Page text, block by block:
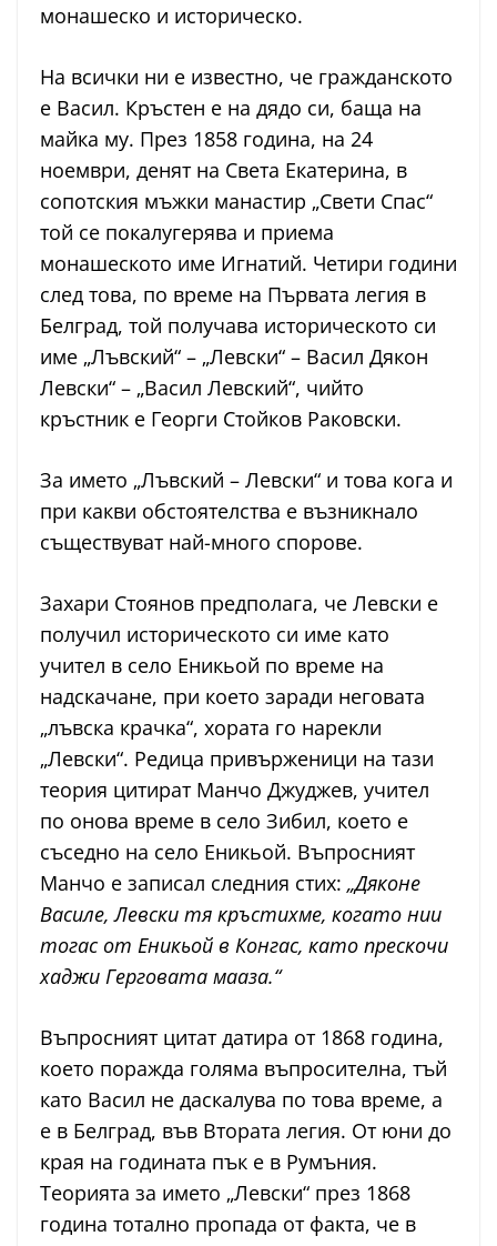
монашеско и историческо.
На всички ни е известно, че гражданското
е Васил. Кръстен е на дядо си, баща на
майка му. През 1858 година, на 24
ноември, денят на Света Екатерина, в
сопотския мъжки манастир „Свети Спас“
той се покалугерява и приема
монашеското име Игнатий. Четири години
след това, по време на Първата легия в
Белград, той получава историческото си
име „Лъвский“ – „Левски“ – Васил Дякон
Левски“ – „Васил Левский“, чийто
кръстник е Георги Стойков Раковски.
За името „Лъвский – Левски“ и това кога и
при какви обстоятелства е възникнало
съществуват най-много спорове.
Захари Стоянов предполага, че Левски е
получил историческото си име като
учител в село Еникьой по време на
надскачане, при което заради неговата
„лъвска крачка“, хората го нарекли
„Левски“. Редица привърженици на тази
теория цитират Манчо Джуджев, учител
по онова време в село Зибил, което е
съседно на село Еникьой. Въпросният
Манчо е записал следния стих: „Дяконе
Василе, Левски тя кръстихме, когато нии
тогас от Еникьой в Конгас, като прескочи
хаджи Герговата мааза.“
Въпросният цитат датира от 1868 година,
което поражда голяма въпросителна, тъй
като Васил не даскалува по това време, а
е в Белград, във Втората легия. От юни до
края на годината пък е в Румъния.
Теорията за името „Левски“ през 1868
година тотално пропада от факта, че в